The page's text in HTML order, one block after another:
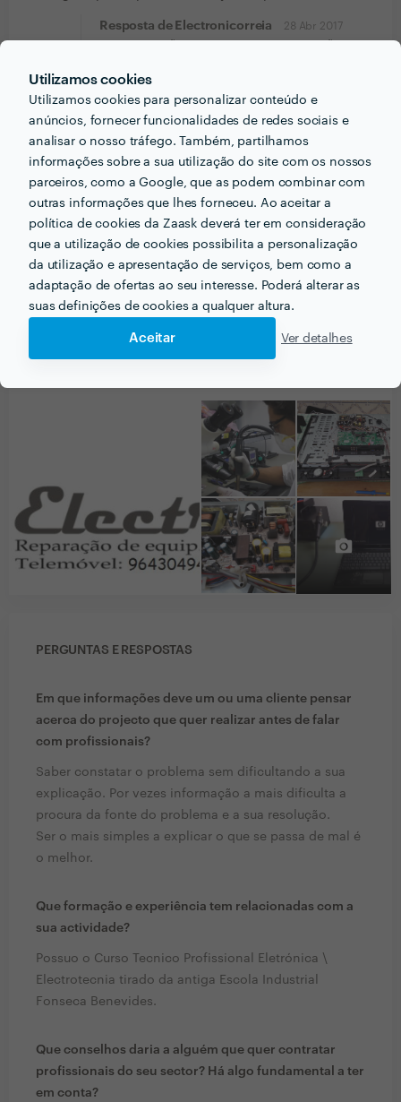
Utilizamos cookies
Utilizamos cookies para personalizar conteúdo e
anúncios, fornecer funcionalidades de redes sociais e
analisar o nosso tráfego. Também, partilhamos
informações sobre a sua utilização do site com os nossos
parceiros, como a Google, que as podem combinar com
outras informações que lhes forneceu. Ao aceitar a
política de cookies da Zaask deverá ter em consideração
que a utilização de cookies possibilita a personalização
da utilização e apresentação de serviços, bem como a
adaptação de ofertas ao seu interesse. Poderá alterar as
suas definições de cookies a qualquer altura.
Aceitar Ver detalhes
Resposta de Electronicorreia 28 Abr 2017
PRÉMIOS ZAASK
1 vez Profissional de Excelência
🎉 Este/a profissional conseguiu a maior
designação da Zaask em 2017 .
PERGUNTAS E RESPOSTAS
Em que informações deve um ou uma cliente pensar
acerca do projecto que quer realizar antes de falar
com profissionais?
Saber constatar o problema sem dificultando a sua
explicação. Por vezes informação a mais dificulta a
procura da fonte do problema e a sua resolução.
Ser o mais simples a explicar o que se passa de mal é
o melhor.
Que formação e experiência tem relacionadas com a
sua actividade?
Possuo o Curso Tecnico Profissional Eletrónica \
Electrotecnia tirado da antiga Escola Industrial
Fonseca Benevides.
Que conselhos daria a alguém que quer contratar
profissionais do seu sector? Há algo fundamental a ter
em conta?